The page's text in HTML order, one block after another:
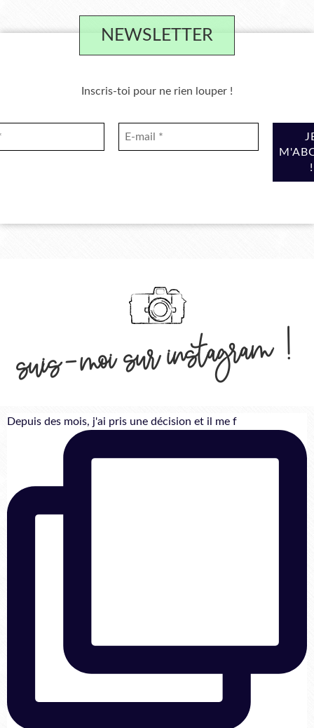
NEWSLETTER
Inscris-toi pour ne rien louper !
suis-moi sur instagram !
Depuis des mois, j'ai pris une décision et il me f